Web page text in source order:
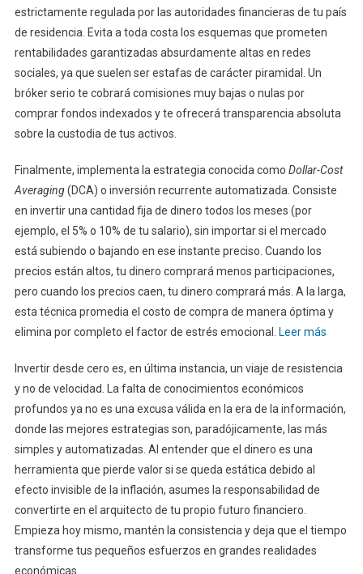
estrictamente regulada por las autoridades financieras de tu país
de residencia. Evita a toda costa los esquemas que prometen
rentabilidades garantizadas absurdamente altas en redes
sociales, ya que suelen ser estafas de carácter piramidal. Un
bróker serio te cobrará comisiones muy bajas o nulas por
comprar fondos indexados y te ofrecerá transparencia absoluta
sobre la custodia de tus activos.
Finalmente, implementa la estrategia conocida como Dollar-Cost
Averaging(DCA) o inversión recurrente automatizada. Consiste
en invertir una cantidad fija de dinero todos los meses (por
ejemplo, el 5% o 10% de tu salario), sin importar si el mercado
está subiendo o bajando en ese instante preciso. Cuando los
precios están altos, tu dinero comprará menos participaciones,
pero cuando los precios caen, tu dinero comprará más. A la larga,
esta técnica promedia el costo de compra de manera óptima y
elimina por completo el factor de estrés emocional. Leer más
Invertir desde cero es, en última instancia, un viaje de resistencia
y no de velocidad. La falta de conocimientos económicos
profundos ya no es una excusa válida en la era de la información,
donde las mejores estrategias son, paradójicamente, las más
simples y automatizadas. Al entender que el dinero es una
herramienta que pierde valor si se queda estática debido al
efecto invisible de la inflación, asumes la responsabilidad de
convertirte en el arquitecto de tu propio futuro financiero.
Empieza hoy mismo, mantén la consistencia y deja que el tiempo
transforme tus pequeños esfuerzos en grandes realidades
económicas.